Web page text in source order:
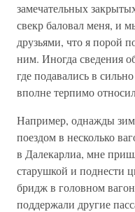
замечательных
свекр баловал меня, и
друзьями, что я порой
ним. Иногда сведения
где подавались в
вполне терпимо
Например, однажды
поездом в несколько
в Далекарлиа, мне
старушкой и поднести
бридж в головном
поддержали другие